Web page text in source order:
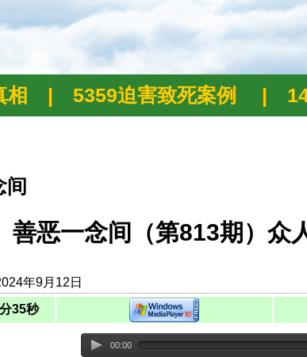
相 | 5359迫害致死案例 |
间
善恶一念间（第813期）众
年9月12日
35秒
00:00